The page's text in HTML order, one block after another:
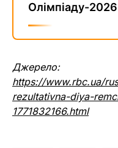
Олімпіаду-2026
Джерело:
https://www.rbc.ua/
rezultativna-diya-
1771832166.html